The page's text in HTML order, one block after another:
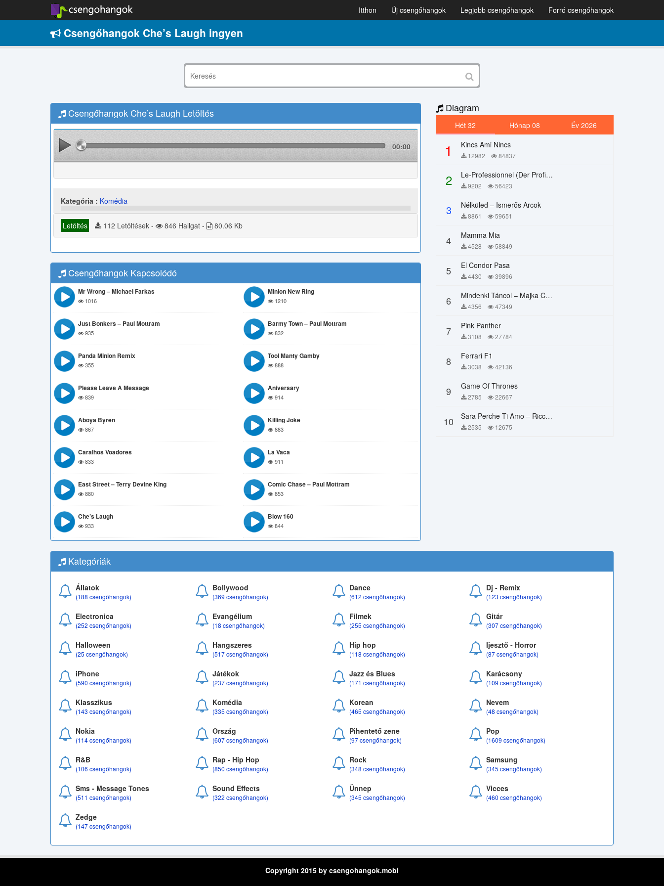
Itthon Új csengőhangok Legjobb csengőhangok Forró csengőhangok
Csengőhangok Che’s Laugh ingyen
Csengőhangok Che’s Laugh Letöltés
00:00
Kategória : Komédia
Letöltés 112 Letöltések - 846 Hallgat - 80.06 Kb
Csengőhangok Kapcsolódó
Mr Wrong – Michael Farkas
1016
Minion New Ring
1210
Just Bonkers – Paul Mottram
935
Barmy Town – Paul Mottram
832
Panda Minion Remix
355
Tool Manty Gamby
888
Please Leave A Message
839
Aniversary
914
Aboya Byren
867
Killing Joke
883
Caralhos Voadores
833
La Vaca
911
East Street – Terry Devine King
880
Comic Chase – Paul Mottram
853
Che’s Laugh
933
Blow 160
844
Diagram
Hét 32 Hónap 08 Év 2026
1 Kincs Ami Nincs
12982 84837
2 Le-Professionnel (Der Profi) – Chi Mai
9202 56423
3 Nélküled – Ismerős Arcok
8861 59651
4 Mamma Mia
4528 58849
5 El Condor Pasa
4430 39896
6 Mindenki Táncol – Majka Curtis, Péter Majoros
4356 47349
7 Pink Panther
3108 27784
8 Ferrari F1
3038 42136
9 Game Of Thrones
2785 22667
10 Sara Perche Ti Amo – Ricchi E Poveri
2535 12675
Kategóriák
Állatok
(188 csengőhangok)
Bollywood
(369 csengőhangok)
Dance
(612 csengőhangok)
Dj - Remix
(123 csengőhangok)
Electronica
(252 csengőhangok)
Evangélium
(18 csengőhangok)
Filmek
(255 csengőhangok)
Gitár
(307 csengőhangok)
Halloween
(25 csengőhangok)
Hangszeres
(517 csengőhangok)
Hip hop
(118 csengőhangok)
Ijesztő - Horror
(87 csengőhangok)
iPhone
(590 csengőhangok)
Játékok
(237 csengőhangok)
Jazz és Blues
(171 csengőhangok)
Karácsony
(109 csengőhangok)
Klasszikus
(143 csengőhangok)
Komédia
(335 csengőhangok)
Korean
(465 csengőhangok)
Nevem
(48 csengőhangok)
Nokia
(114 csengőhangok)
Ország
(607 csengőhangok)
Pihentető zene
(97 csengőhangok)
Pop
(1609 csengőhangok)
R&B
(106 csengőhangok)
Rap - Hip Hop
(850 csengőhangok)
Rock
(348 csengőhangok)
Samsung
(345 csengőhangok)
Sms - Message Tones
(511 csengőhangok)
Sound Effects
(322 csengőhangok)
Ünnep
(345 csengőhangok)
Vicces
(460 csengőhangok)
Zedge
(147 csengőhangok)
Copyright 2015 by csengohangok.mobi